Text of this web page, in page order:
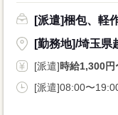
[派遣]梱包、軽
[勤務地]/埼玉県
[派遣]時給1,300円
[派遣]08:00〜